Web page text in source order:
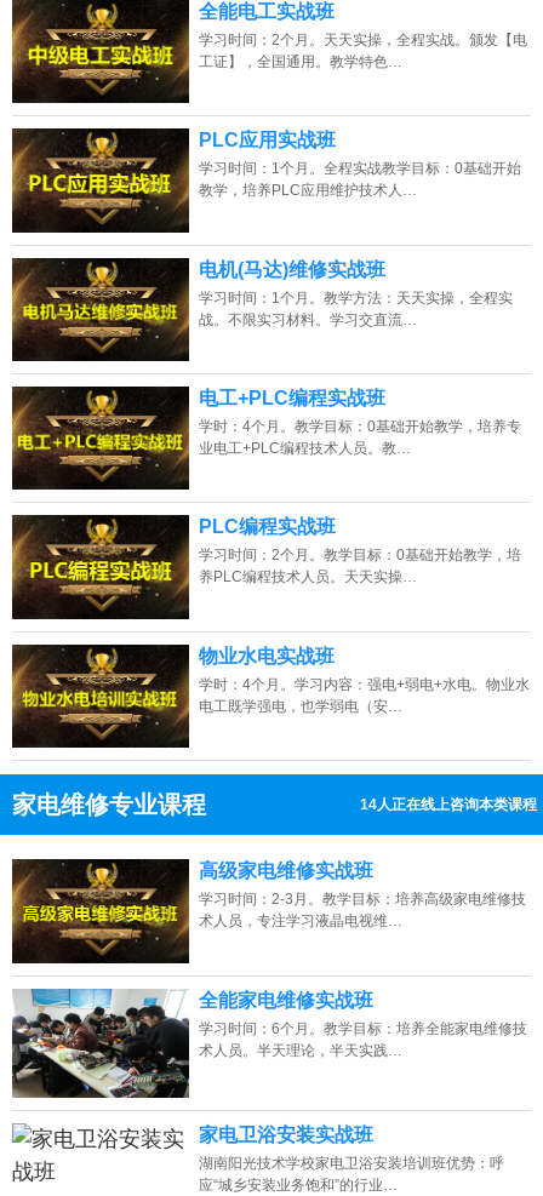
全能电工实战班
学习时间：2个月。天天实操，全程实战。颁发【电
工证】，全国通用。教学特色…
PLC应用实战班
学习时间：1个月。全程实战教学目标：0基础开始
教学，培养PLC应用维护技术人…
电机(马达)维修实战班
学习时间：1个月。教学方法：天天实操，全程实
战。不限实习材料。学习交直流…
电工+PLC编程实战班
学时：4个月。教学目标：0基础开始教学，培养专
业电工+PLC编程技术人员。教…
PLC编程实战班
学习时间：2个月。教学目标：0基础开始教学，培
养PLC编程技术人员。天天实操…
物业水电实战班
学时：4个月。学习内容：强电+弱电+水电。物业水
电工既学强电，也学弱电（安…
家电维修专业课程 7人正在线上咨询本类课程
点击免费咨询电话：13807313137
高级家电维修实战班
学习时间：2-3月。教学目标：培养高级家电维修技
术人员，专注学习液晶电视维…
全能家电维修实战班
学习时间：6个月。教学目标：培养全能家电维修技
术人员。半天理论，半天实践…
家电卫浴安装实战班
湖南阳光技术学校家电卫浴安装培训班优势：呼
应“城乡安装业务饱和”的行业…